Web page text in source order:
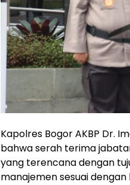
Kapolres Bogor AKBP Dr.
bahwa serah terima
yang terencana dengan
manajemen sesuai